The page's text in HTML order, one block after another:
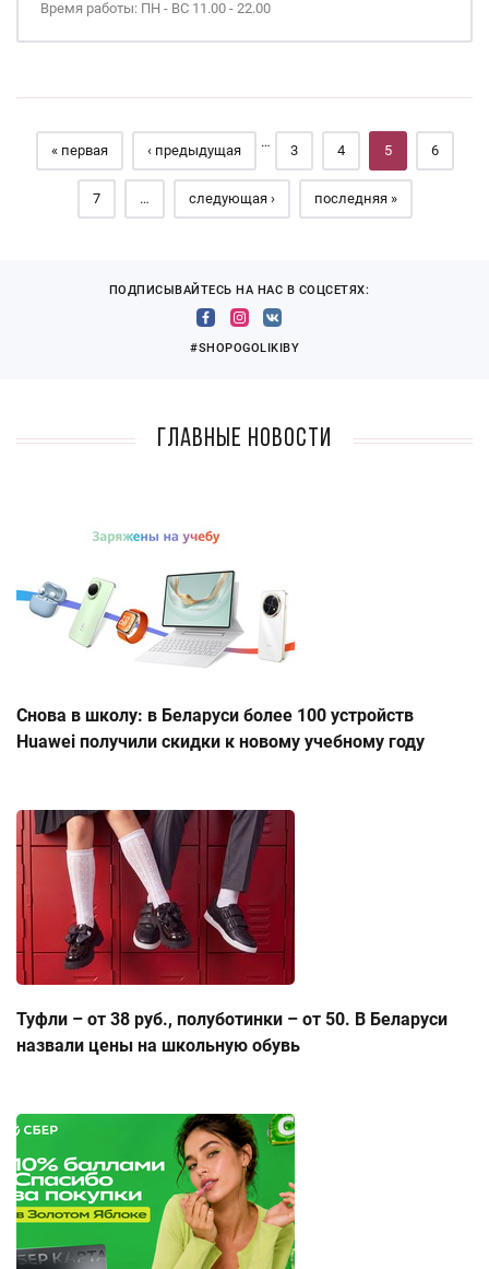
Время работы: ПН - ВС 11.00 - 22.00
Страницы
« первая ‹ предыдущая
…
3 4 5 6
7 … следующая › последняя »
ПОДПИСЫВАЙТЕСЬ НА НАС В СОЦСЕТЯХ:
#SHOPOGOLIKIBY
Главные новости
Снова в школу: в Беларуси более 100 устройств
Huawei получили скидки к новому учебному году
Туфли – от 38 руб., полуботинки – от 50. В Беларуси
назвали цены на школьную обувь